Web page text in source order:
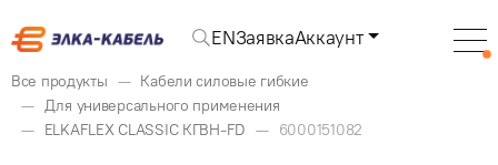
ENЗаявкаАккаунт
Все продукты
Кабели силовые гибкие
Для универсального применения
ELKAFLEX CLASSIC КГВН-FD
6000151082